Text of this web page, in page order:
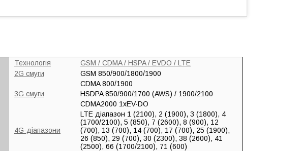
Технологія
GSM / CDMA / HSPA / EVDO / LTE
2G смуги
GSM 850/900/1800/1900
CDMA 800/1900
3G смуги
HSDPA 850/900/1700 (AWS) / 1900/2100
CDMA2000 1xEV-DO
4G-діапазони
LTE діапазон 1 (2100), 2 (1900), 3 (1800), 4
(1700/2100), 5 (850), 7 (2600), 8 (900), 12
(700), 13 (700), 14 (700), 17 (700), 25 (1900),
26 (850), 29 (700), 30 (2300), 38 (2600), 41
(2500), 66 (1700/2100), 71 (600)